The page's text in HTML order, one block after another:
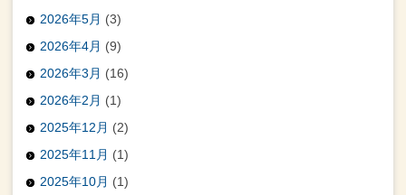
2026年5月 (3)
2026年4月 (9)
2026年3月 (16)
2026年2月 (1)
2025年12月 (2)
2025年11月 (1)
2025年10月 (1)